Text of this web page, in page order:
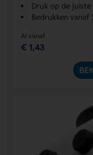
Druk op de juiste
Bedrukken vanaf
Al vanaf
€ 1,43